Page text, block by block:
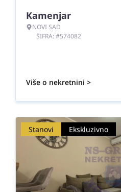
Kamenjar
NOVI SAD
ŠIFRA: #574082
Više o nekretnini >
Stanovi Ekskluzivno